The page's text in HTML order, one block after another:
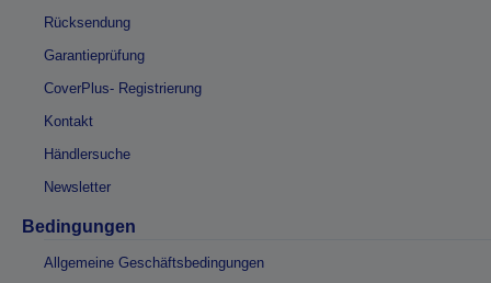
Rücksendung
Garantieprüfung
CoverPlus- Registrierung
Kontakt
Händlersuche
Newsletter
Bedingungen
Allgemeine Geschäftsbedingungen